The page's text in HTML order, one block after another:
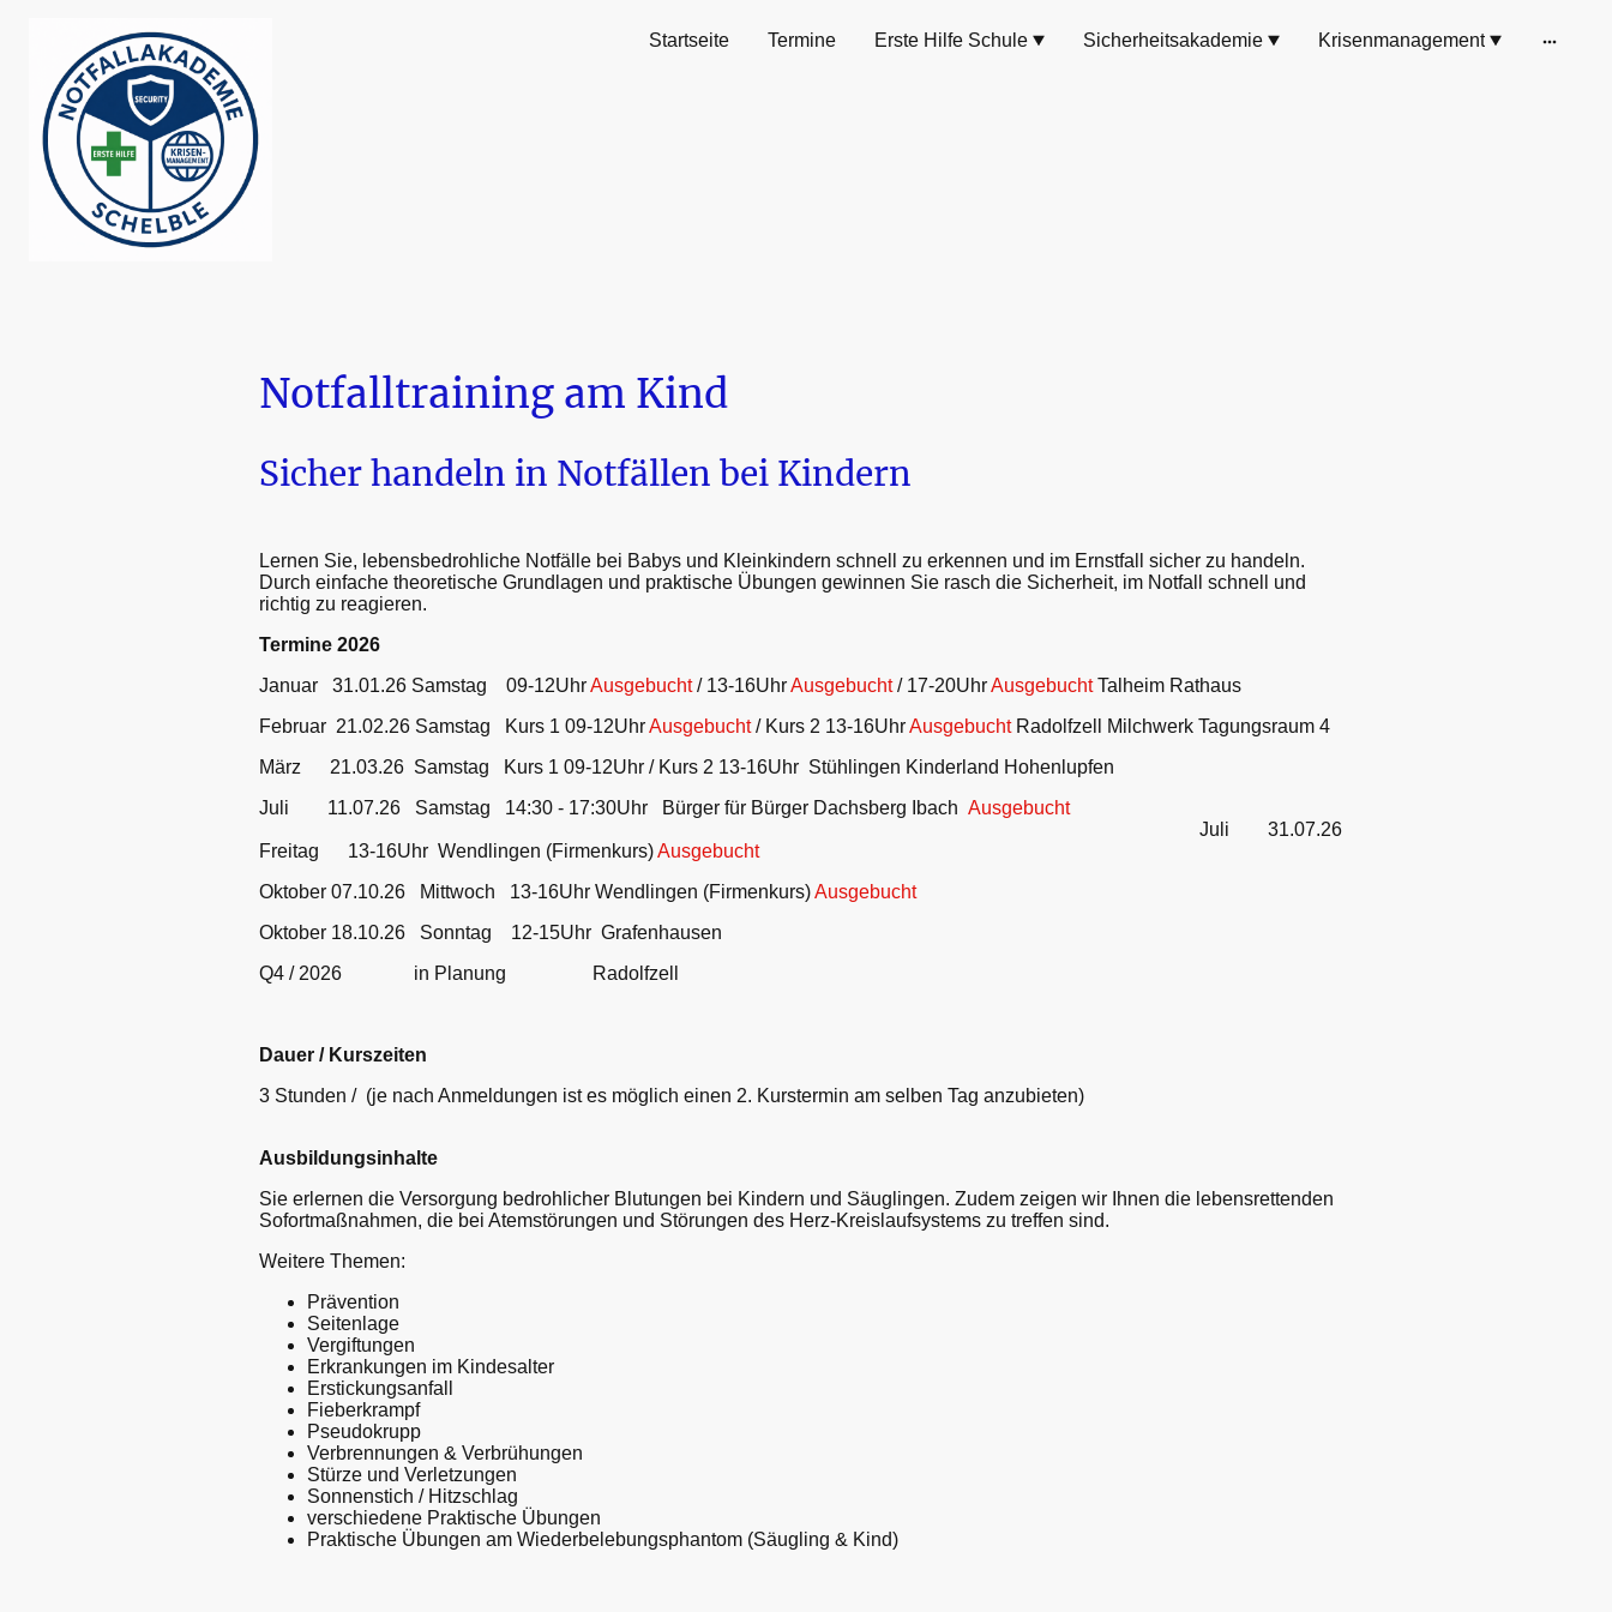
Startseite Termine Erste Hilfe Schule Sicherheitsakademie Krisenmanagement
Notfalltraining am Kind
Sicher handeln in Notfällen bei Kindern
Lernen Sie, lebensbedrohliche Notfälle bei Babys und Kleinkindern schnell zu erkennen und im Ernstfall sicher zu handeln.
Durch einfache theoretische Grundlagen und praktische Übungen gewinnen Sie rasch die Sicherheit, im Notfall schnell und
richtig zu reagieren.
Termine 2026
Januar 31.01.26 Samstag 09-12UhrAusgebucht/ 13-16UhrAusgebucht/ 17-20UhrAusgebuchtTalheim Rathaus
Februar 21.02.26 Samstag Kurs 1 09-12UhrAusgebucht/ Kurs 2 13-16UhrAusgebucht Radolfzell Milchwerk Tagungsraum 4
März 21.03.26 Samstag Kurs 1 09-12Uhr / Kurs 2 13-16Uhr Stühlingen Kinderland Hohenlupfen
Juli 11.07.26 Samstag 14:30 - 17:30Uhr Bürger für Bürger Dachsberg Ibach Ausgebucht
Juli 31.07.26
Freitag 13-16Uhr Wendlingen (Firmenkurs)Ausgebucht
Oktober 07.10.26 Mittwoch 13-16Uhr Wendlingen (Firmenkurs)Ausgebucht
Oktober 18.10.26 Sonntag 12-15Uhr Grafenhausen
Q4 / 2026 in Planung Radolfzell
Dauer / Kurszeiten
3 Stunden / (je nach Anmeldungen ist es möglich einen 2. Kurstermin am selben Tag anzubieten)
Ausbildungsinhalte
Sie erlernen die Versorgung bedrohlicher Blutungen bei Kindern und Säuglingen. Zudem zeigen wir Ihnen die lebensrettenden
Sofortmaßnahmen, die bei Atemstörungen und Störungen des Herz-Kreislaufsystems zu treffen sind.
Weitere Themen:
Prävention
Seitenlage
Vergiftungen
Erkrankungen im Kindesalter
Erstickungsanfall
Fieberkrampf
Pseudokrupp
Verbrennungen & Verbrühungen
Stürze und Verletzungen
Sonnenstich / Hitzschlag
verschiedene Praktische Übungen
Praktische Übungen am Wiederbelebungsphantom (Säugling & Kind)